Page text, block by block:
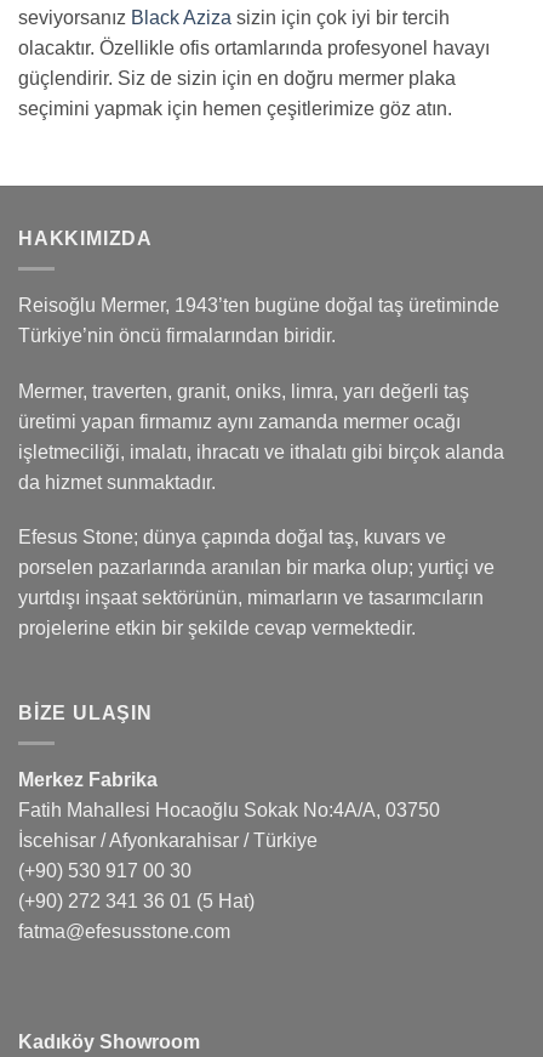
seviyorsanız Black Aziza sizin için çok iyi bir tercih
olacaktır. Özellikle ofis ortamlarında profesyonel havayı
güçlendirir. Siz de sizin için en doğru mermer plaka
seçimini yapmak için hemen çeşitlerimize göz atın.
HAKKIMIZDA
Reisoğlu Mermer, 1943’ten bugüne doğal taş üretiminde
Türkiye’nin öncü firmalarından biridir.
Mermer, traverten, granit, oniks, limra, yarı değerli taş
üretimi yapan firmamız aynı zamanda mermer ocağı
işletmeciliği, imalatı, ihracatı ve ithalatı gibi birçok alanda
da hizmet sunmaktadır.
Efesus Stone; dünya çapında doğal taş, kuvars ve
porselen pazarlarında aranılan bir marka olup; yurtiçi ve
yurtdışı inşaat sektörünün, mimarların ve tasarımcıların
projelerine etkin bir şekilde cevap vermektedir.
BIZE ULAŞIN
Merkez Fabrika
Fatih Mahallesi Hocaoğlu Sokak No:4A/A, 03750
İscehisar / Afyonkarahisar / Türkiye
(+90) 530 917 00 30
(+90) 272 341 36 01 (5 Hat)
fatma@efesusstone.com
Kadıköy Showroom